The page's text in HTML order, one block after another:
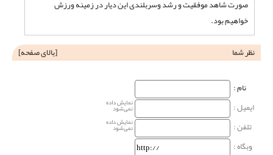
صورت شاهد موفقیت و رشد وسربلندی این دیار در زمینه ورزش
خواهیم بود.
نظر شما
[بالای صفحه]
نام‌ :
ایمیل :
نمایش داده
نمی‌شود
تلفن : نمایش داده
نمی‌شود
وبگاه‌ :